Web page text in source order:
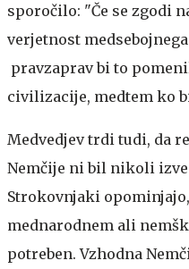
sporočilo: "Če se zgodi
verjetnost
pravzaprav bi to
civilizacije, medtem ko
Medvedjev trdi tudi, da
Nemčije ni bil nikoli
Strokovnjaki
mednarodnem ali
potreben. Vzhodna